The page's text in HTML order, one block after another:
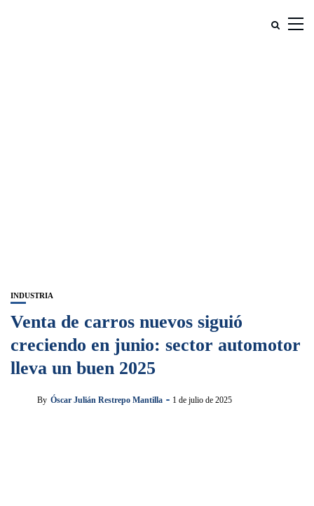
INDUSTRIA
Venta de carros nuevos siguió
creciendo en junio: sector automotor
lleva un buen 2025
By Óscar Julián Restrepo Mantilla 1 de julio de 2025